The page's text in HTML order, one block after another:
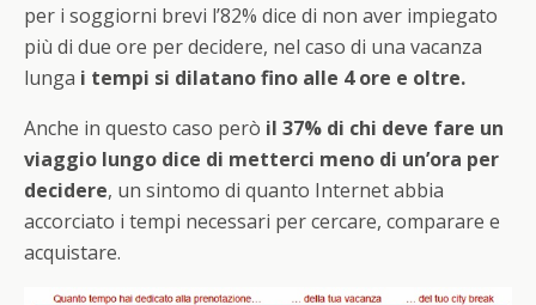
per i soggiorni brevi l’82% dice di non aver impiegato
più di due ore per decidere, nel caso di una vacanza
lunga i tempi si dilatano fino alle 4 ore e oltre.
Anche in questo caso però il 37% di chi deve fare un
viaggio lungo dice di metterci meno di un’ora per
decidere, un sintomo di quanto Internet abbia
accorciato i tempi necessari per cercare, comparare e
acquistare.